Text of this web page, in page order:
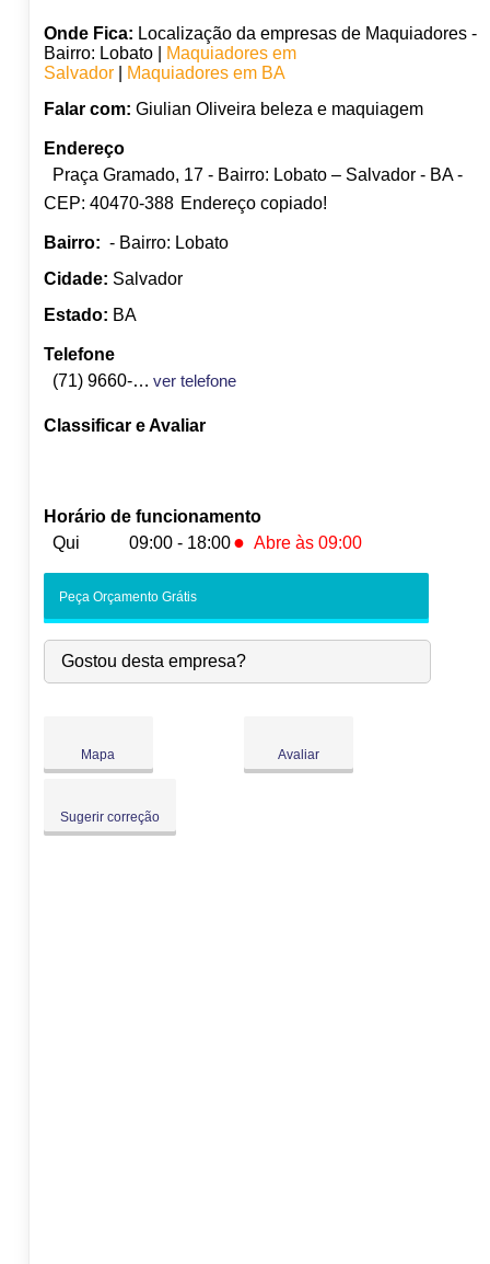
Onde Fica: Localização da empresas de Maquiadores -
Bairro: Lobato |
Maquiadores em
Salvador|
Maquiadores em BA
Falar com: Giulian Oliveira beleza e maquiagem
Endereço
Praça Gramado, 17 - Bairro: Lobato – Salvador - BA -
CEP: 40470-388 Endereço copiado!
Bairro: - Bairro: Lobato
Cidade: Salvador
Estado: BA
Telefone
(71) 9660-4767
ver telefone
Classificar e Avaliar
Horário de funcionamento
Qui
09:00 - 18:00 ● Abre às 09:00
-
Qua:
09:00-18:00
Qui:
09:00-18:00 ●
Peça Orçamento Grátis
Gostou desta empresa?
Mapa Avaliar
Sugerir correção